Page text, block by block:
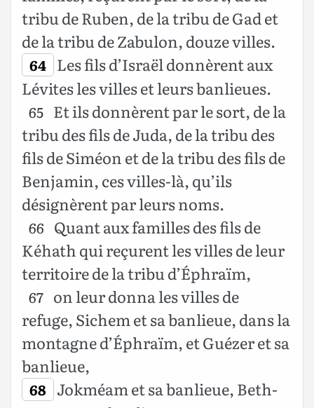
tribu de Ruben, de la tribu de Gad et
de la tribu de Zabulon, douze villes.
64 Les fils d’Israël donnèrent aux
Lévites les villes et leurs banlieues.
65 Et ils donnèrent par le sort, de la
tribu des fils de Juda, de la tribu des
fils de Siméon et de la tribu des fils de
Benjamin, ces villes-là, qu’ils
désignèrent par leurs noms.
66 Quant aux familles des fils de
Kéhath qui reçurent les villes de leur
territoire de la tribu d’Éphraïm,
67 on leur donna les villes de
refuge, Sichem et sa banlieue, dans la
montagne d’Éphraïm, et Guézer et sa
banlieue,
68 Jokméam et sa banlieue, Beth-